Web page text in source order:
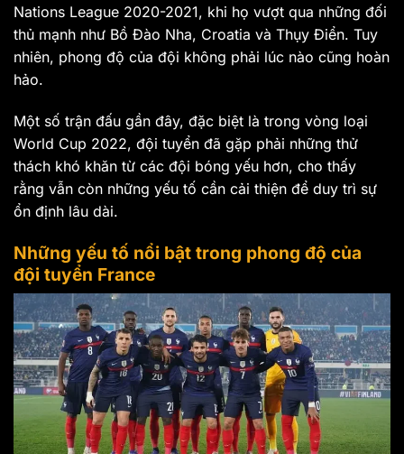
Nations League 2020-2021, khi họ vượt qua những đối
thủ mạnh như Bồ Đào Nha, Croatia và Thụy Điển. Tuy
nhiên, phong độ của đội không phải lúc nào cũng hoàn
hảo.
Một số trận đấu gần đây, đặc biệt là trong vòng loại
World Cup 2022, đội tuyển đã gặp phải những thử
thách khó khăn từ các đội bóng yếu hơn, cho thấy
rằng vẫn còn những yếu tố cần cải thiện để duy trì sự
ổn định lâu dài.
Những yếu tố nổi bật trong phong độ của
đội tuyển France